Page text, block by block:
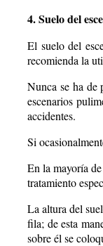
4. Suelo del
El suelo del
recomienda la
Nunca se ha de
escenarios
accidentes.
Si
En la mayoría
tratamiento
La altura del
fila; de esta
sobre él se